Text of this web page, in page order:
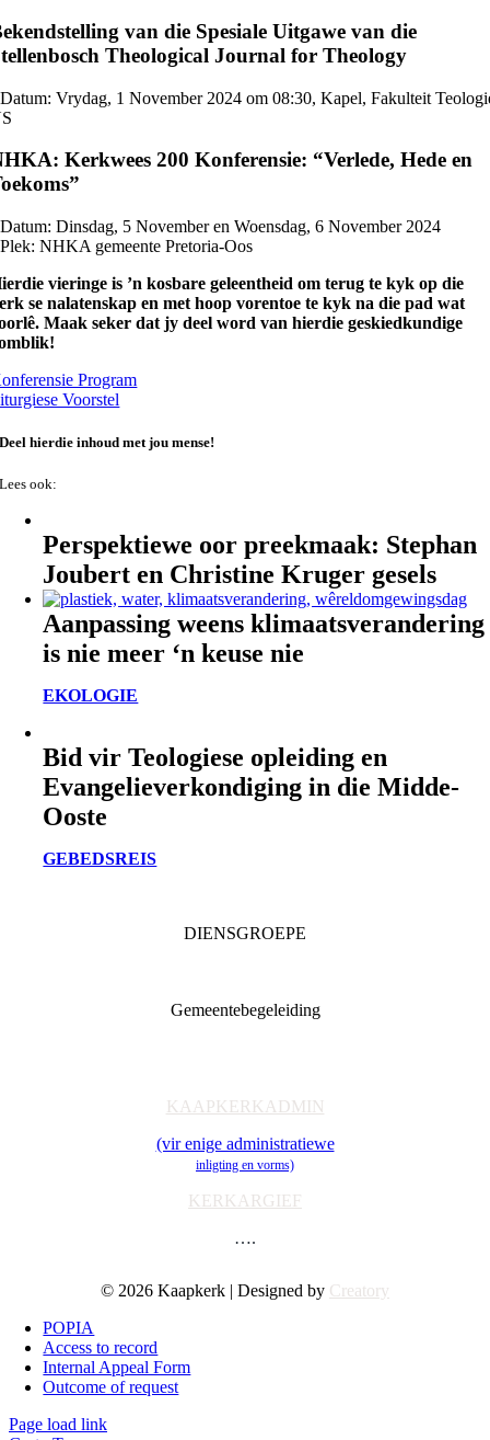
van die Spesiale Uitgawe van die
Theological Journal for Theology
Vrydag, 1 November 2024 om 08:30, Kapel, Fakulteit
Kerkwees 200 Konferensie: “Verlede, Hede en
Dinsdag, 5 November en Woensdag, 6 November 2024
NHKA gemeente Pretoria-Oos
vieringe is ’n kosbare geleentheid om terug te kyk op die
se nalatenskap en met hoop vorentoe te kyk na die pad wat
Maak seker dat jy deel word van hierdie geskiedkundige
Program
Voorstel
Deel hierdie inhoud met jou mense!
Lees ook:
Perspektiewe oor preekmaak: Stephan
Joubert en Christine Kruger gesels
Aanpassing weens klimaatsverandering
is nie meer ‘n keuse nie
EKOLOGIE
Bid vir Teologiese opleiding en
Evangelieverkondiging in die Midde-
Ooste
GEBEDSREIS
DIENSGROEPE
Gemeentebegeleiding
KAAPKERKADMIN
(vir enige administratiewe
inligting en vorms)
KERKARGIEF
….
© 2026 Kaapkerk | Designed by Creatory
POPIA
Access to record
Internal Appeal Form
Outcome of request
Page load link